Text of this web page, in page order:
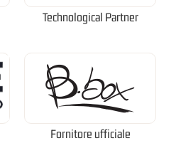
Technological Partner
Fornitore ufficiale